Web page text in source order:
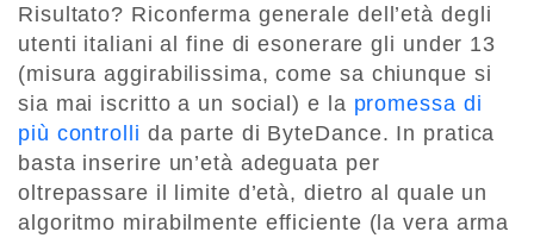
Risultato? Riconferma generale dell’età degli
utenti italiani al fine di esonerare gli under 13
(misura aggirabilissima, come sa chiunque si
sia mai iscritto a un social) e la promessa di
più controlli da parte di ByteDance. In pratica
basta inserire un’età adeguata per
oltrepassare il limite d’età, dietro al quale un
algoritmo mirabilmente efficiente (la vera arma